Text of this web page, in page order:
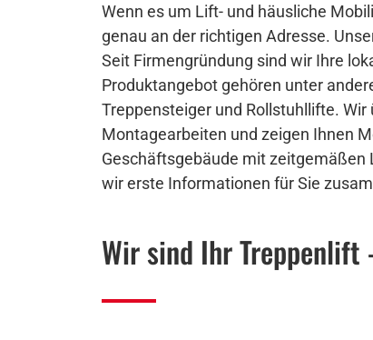
Wenn es um Lift- und häusliche
genau an der richtigen Adresse.
Seit Firmengründung sind wir Ihre
Produktangebot gehören unter
Treppensteiger und Rollstuhllifte.
Montagearbeiten und zeigen Ihnen
Geschäftsgebäude mit
wir erste Informationen für Sie
Wir sind Ihr Treppenlift